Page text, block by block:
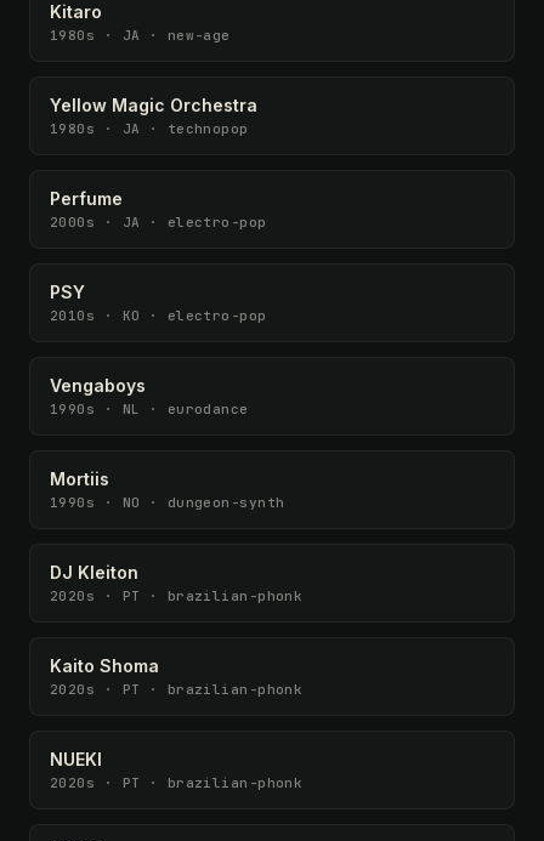
Kitaro
1980s · JA · new-age
Yellow Magic Orchestra
1980s · JA · technopop
Perfume
2000s · JA · electro-pop
PSY
2010s · KO · electro-pop
Vengaboys
1990s · NL · eurodance
Mortiis
1990s · NO · dungeon-synth
DJ Kleiton
2020s · PT · brazilian-phonk
Kaito Shoma
2020s · PT · brazilian-phonk
NUEKI
2020s · PT · brazilian-phonk